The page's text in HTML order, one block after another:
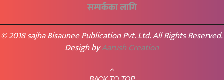
सम्पर्कका लागि
© 2018 sajha Bisaunee Publication Pvt. Ltd. All Rights Reserved.
Desigh byAarush Creation